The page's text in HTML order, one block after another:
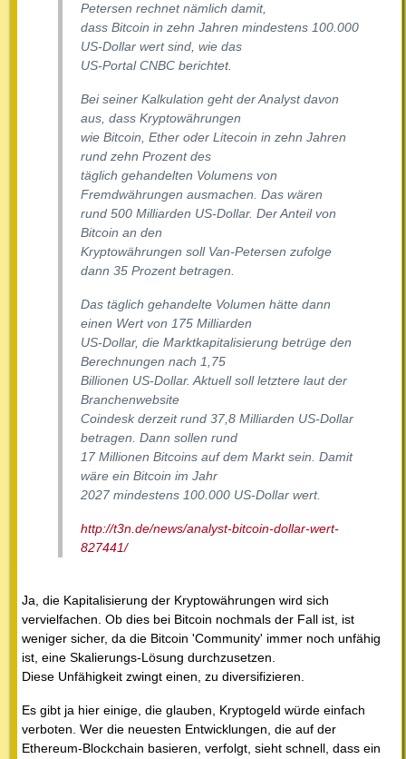
Petersen rechnet nämlich damit,
dass Bitcoin in zehn Jahren mindestens 100.000
US-Dollar wert sind, wie das
US-Portal CNBC berichtet.
Bei seiner Kalkulation geht der Analyst davon
aus, dass Kryptowährungen
wie Bitcoin, Ether oder Litecoin in zehn Jahren
rund zehn Prozent des
täglich gehandelten Volumens von
Fremdwährungen ausmachen. Das wären
rund 500 Milliarden US-Dollar. Der Anteil von
Bitcoin an den
Kryptowährungen soll Van-Petersen zufolge
dann 35 Prozent betragen.
Das täglich gehandelte Volumen hätte dann
einen Wert von 175 Milliarden
US-Dollar, die Marktkapitalisierung betrüge den
Berechnungen nach 1,75
Billionen US-Dollar. Aktuell soll letztere laut der
Branchenwebsite
Coindesk derzeit rund 37,8 Milliarden US-Dollar
betragen. Dann sollen rund
17 Millionen Bitcoins auf dem Markt sein. Damit
wäre ein Bitcoin im Jahr
2027 mindestens 100.000 US-Dollar wert.
http://t3n.de/news/analyst-bitcoin-dollar-wert-
827441/
Ja, die Kapitalisierung der Kryptowährungen wird sich
vervielfachen. Ob dies bei Bitcoin nochmals der Fall ist, ist
weniger sicher, da die Bitcoin 'Community' immer noch unfähig
ist, eine Skalierungs-Lösung durchzusetzen.
Diese Unfähigkeit zwingt einen, zu diversifizieren.
Es gibt ja hier einige, die glauben, Kryptogeld würde einfach
verboten. Wer die neuesten Entwicklungen, die auf der
Ethereum-Blockchain basieren, verfolgt, sieht schnell, dass ein